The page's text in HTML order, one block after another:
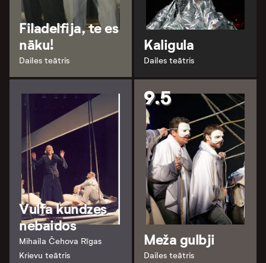
Filadelfija, te es
nāku!
Dailes teātris
Kaligula
Dailes teātris
Vulfa kundzes
nebaidos
Mihaila Čehova Rīgas
Krievu teātris
9.5
Meža gulbji
Dailes teātris